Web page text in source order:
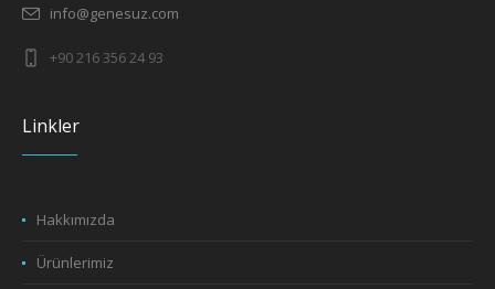
info@genesuz.com
+90 216 356 24 93
Linkler
Hakkımızda
Ürünlerimiz